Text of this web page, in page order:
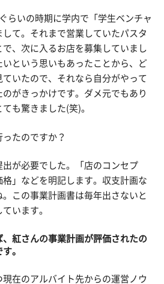
いの時期に学内で「学生ベンチャ
て。それまで営業していたパスタ
、次に入るお店を募集していまし
という思いもあったことから、ど
いたので、それなら自分がやって
がきっかけです。ダメ元でもあり
も驚きました(笑)。
たのですか？
が必要でした。「店のコンセプ
格」などを明記します。収支計画な
この事業計画書は毎年出さないと
います。
紅さんの事業計画が評価されたの
。
現在のアルバイト先からの運営ノウ